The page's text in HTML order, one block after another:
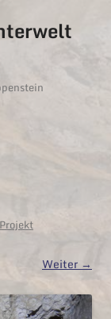
Projekt
Weiter →